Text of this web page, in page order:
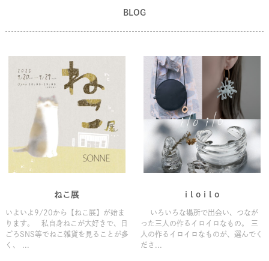
BLOG
ねこ展
いよいよ9/20から【ねこ展】が始ま
ります。 私自身ねこが大好きで、日
ごろSNS等でねこ雑貨を見ることが多
く、 ...
i l o i l o
いろいろな場所で出会い、つなが
った三人の作るイロイロなもの。 三
人の作るイロイロなものが、選んでく
ださ...